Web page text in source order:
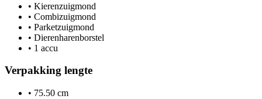
• Kierenzuigmond
• Combizuigmond
• Parketzuigmond
• Dierenharenborstel
• 1 accu
Verpakking lengte
• 75.50 cm